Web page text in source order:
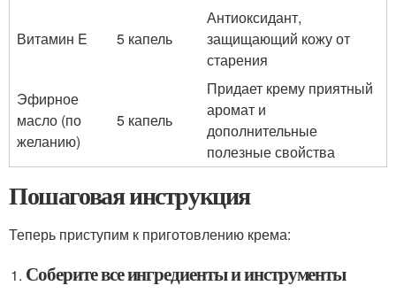
Витамин E 5 капель
Антиоксидант,
защищающий кожу от
старения
Эфирное
масло (по
желанию)
5 капель
Придает крему приятный
аромат и
дополнительные
полезные свойства
Пошаговая инструкция
Теперь приступим к приготовлению крема:
Соберите все ингредиенты и инструменты